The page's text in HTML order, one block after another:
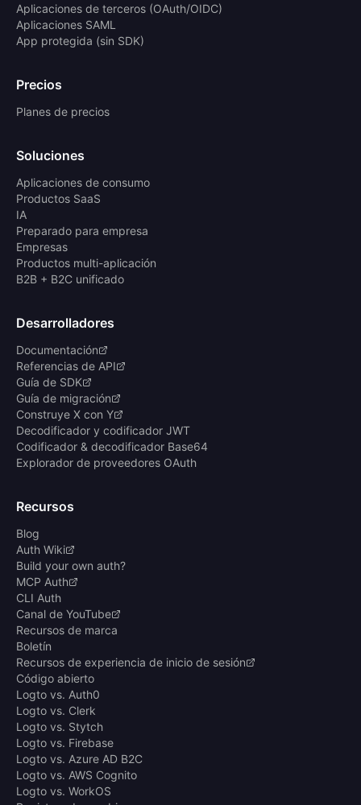
Aplicaciones de terceros (OAuth/OIDC)
Aplicaciones SAML
App protegida (sin SDK)
Precios
Planes de precios
Soluciones
Aplicaciones de consumo
Productos SaaS
IA
Preparado para empresa
Empresas
Productos multi-aplicación
B2B + B2C unificado
Desarrolladores
Documentación
Referencias de API
Guía de SDK
Guía de migración
Construye X con Y
Decodificador y codificador JWT
Codificador & decodificador Base64
Explorador de proveedores OAuth
Recursos
Blog
Auth Wiki
Build your own auth?
MCP Auth
CLI Auth
Canal de YouTube
Recursos de marca
Boletín
Recursos de experiencia de inicio de sesión
Código abierto
Logto vs. Auth0
Logto vs. Clerk
Logto vs. Stytch
Logto vs. Firebase
Logto vs. Azure AD B2C
Logto vs. AWS Cognito
Logto vs. WorkOS